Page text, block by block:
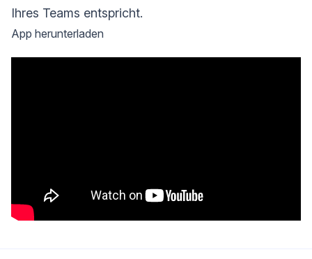
Ihres Teams entspricht.
App herunterladen